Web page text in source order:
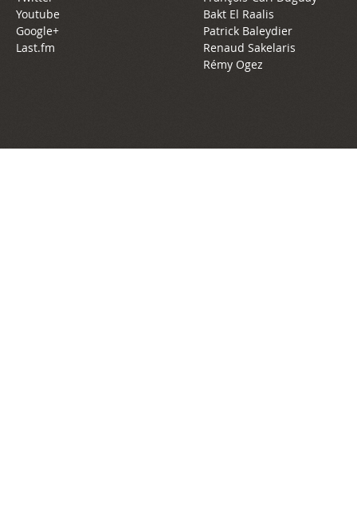
Youtube
Google+
Last.fm
Bakt El Raalis
Patrick Baleydier
Renaud Sakelaris
Rémy Ogez